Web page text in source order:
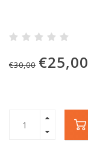
€30,00 €25,00